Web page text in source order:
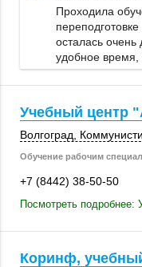
Проходила
осталась
удобное время,
Учебный центр
Волгоград ,
Обучение рабочим
+7 (8442) 38-50-50
Посмотреть подробнее:
Коринф,